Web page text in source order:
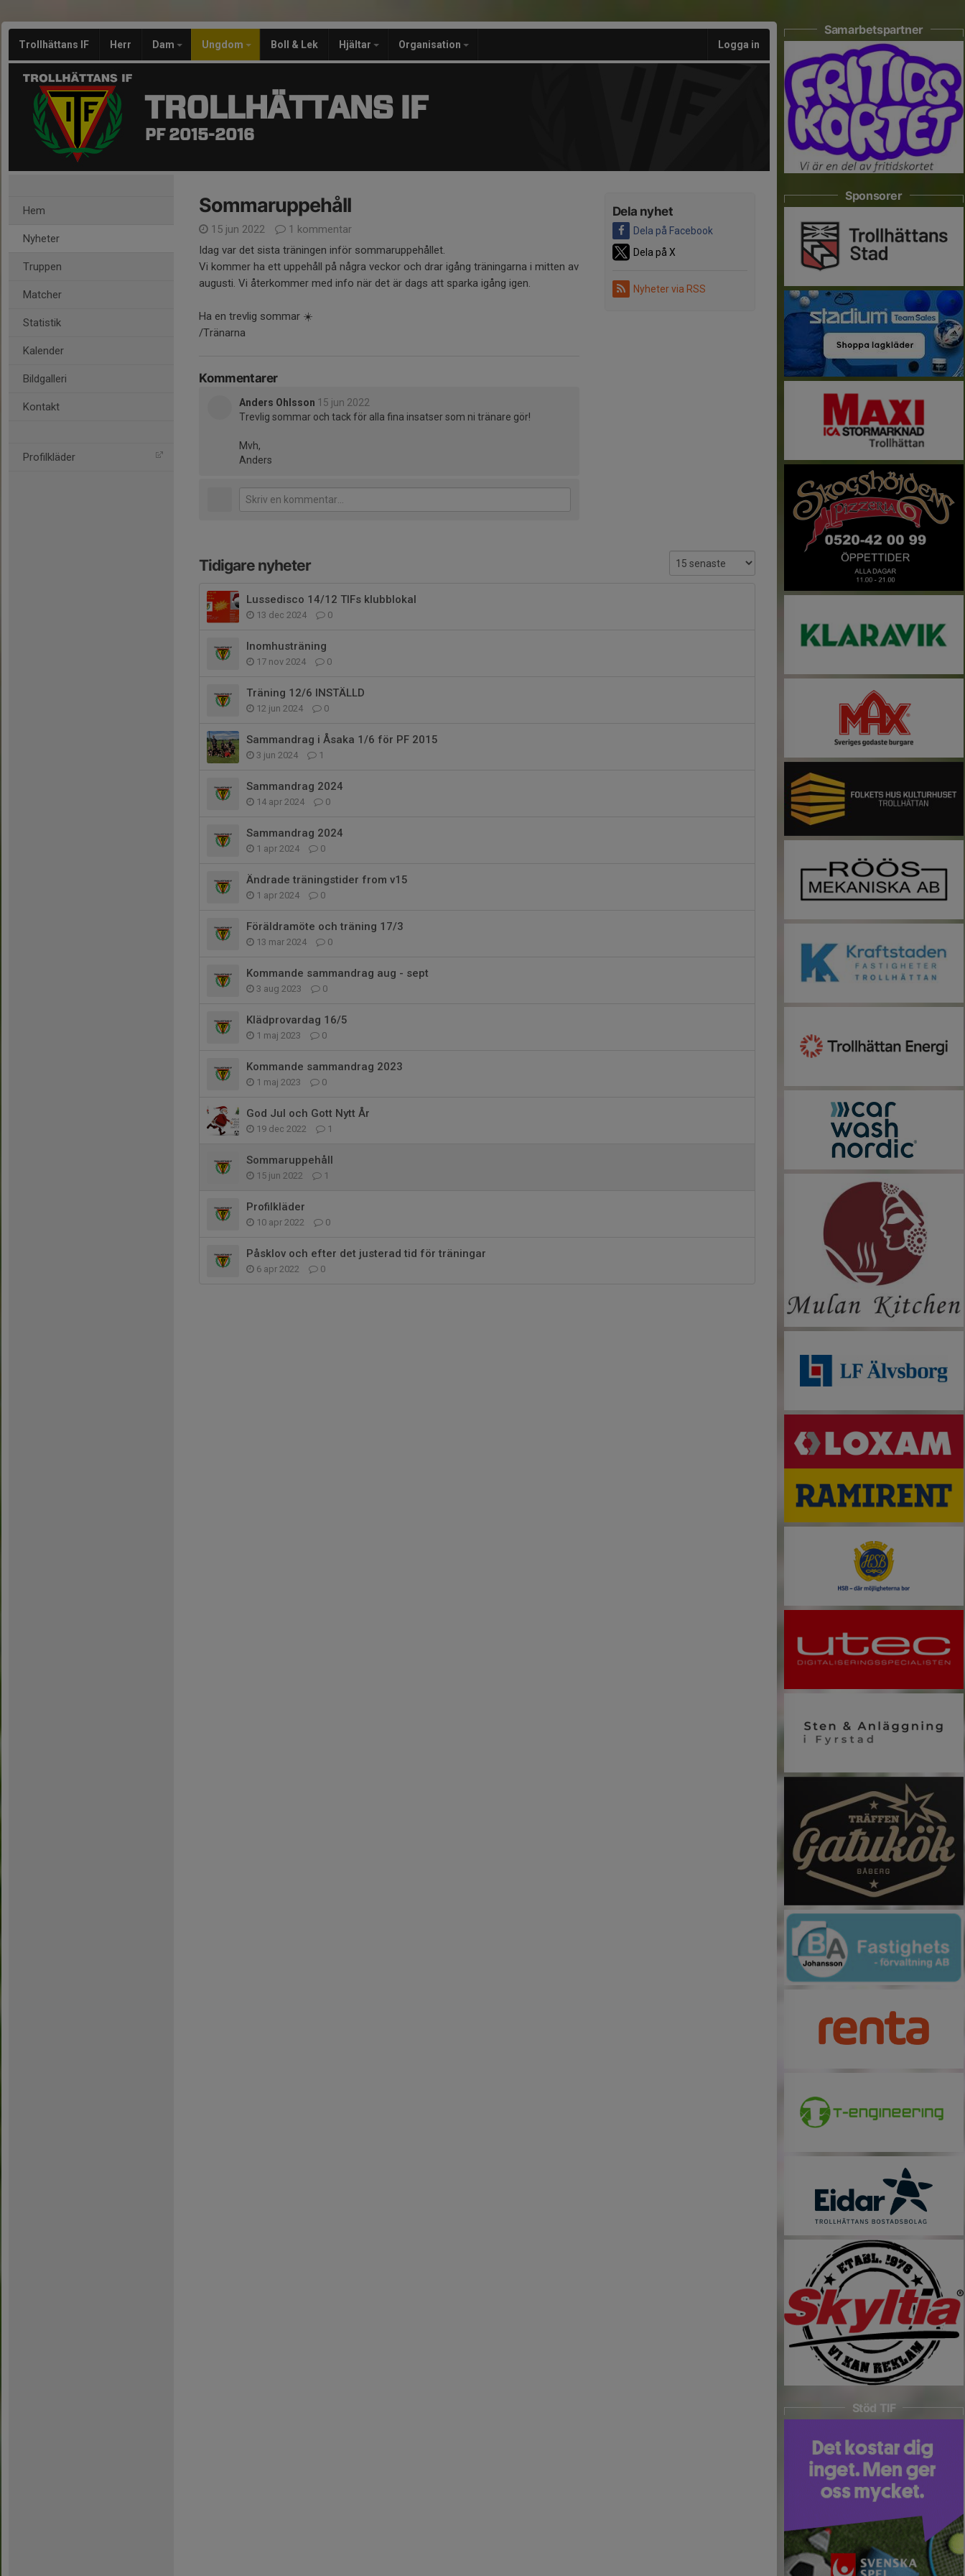
Trollhättans IF Herr Dam Ungdom Boll & Lek Hjältar Organisation Logga in
TROLLHÄTTANS IF
PF 2015-2016
Hem
Nyheter
Truppen
Matcher
Statistik
Kalender
Bildgalleri
Kontakt
Profilkläder
Dela nyhet
Dela på Facebook
Dela på X
Nyheter via RSS
Sommaruppehåll
15 jun 2022
1 kommentar
Idag var det sista träningen inför sommaruppehållet.
Vi kommer ha ett uppehåll på några veckor och drar igång träningarna i mitten av
augusti. Vi återkommer med info när det är dags att sparka igång igen.
Ha en trevlig sommar ☀️
/Tränarna
Kommentarer
Anders Ohlsson 15 jun 2022
Trevlig sommar och tack för alla fina insatser som ni tränare gör!
Mvh,
Anders
Tidigare nyheter
Lussedisco 14/12 TIFs klubblokal
13 dec 2024 0
Inomhusträning
17 nov 2024 0
Träning 12/6 INSTÄLLD
12 jun 2024 0
Sammandrag i Åsaka 1/6 för PF 2015
3 jun 2024 1
Sammandrag 2024
14 apr 2024 0
Sammandrag 2024
1 apr 2024 0
Ändrade träningstider from v15
1 apr 2024 0
Föräldramöte och träning 17/3
13 mar 2024 0
Kommande sammandrag aug - sept
3 aug 2023 0
Klädprovardag 16/5
1 maj 2023 0
Kommande sammandrag 2023
1 maj 2023 0
God Jul och Gott Nytt År
19 dec 2022 1
Sommaruppehåll
15 jun 2022 1
Profilkläder
10 apr 2022 0
Påsklov och efter det justerad tid för träningar
6 apr 2022 0
Samarbetspartner
Sponsorer
Stöd TIF